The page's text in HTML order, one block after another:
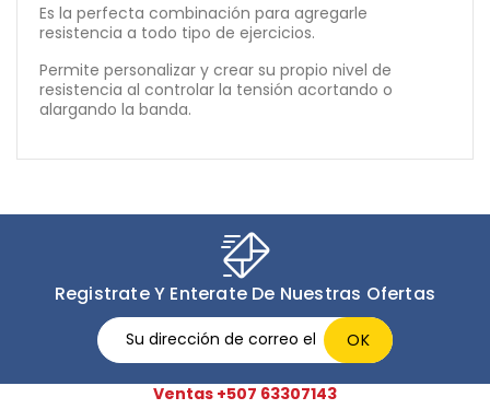
Es la perfecta combinación para agregarle
resistencia a todo tipo de ejercicios.
Permite personalizar y crear su propio nivel de
resistencia al controlar la tensión acortando o
alargando la banda.
Registrate Y Enterate De Nuestras Ofertas
Ventas +507 63307143